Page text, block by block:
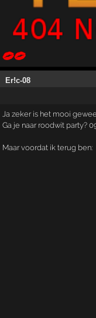
Er!c-08
Ja zeker is het mooi
Ga je naar roodwit party?
Maar voordat ik terug ben: